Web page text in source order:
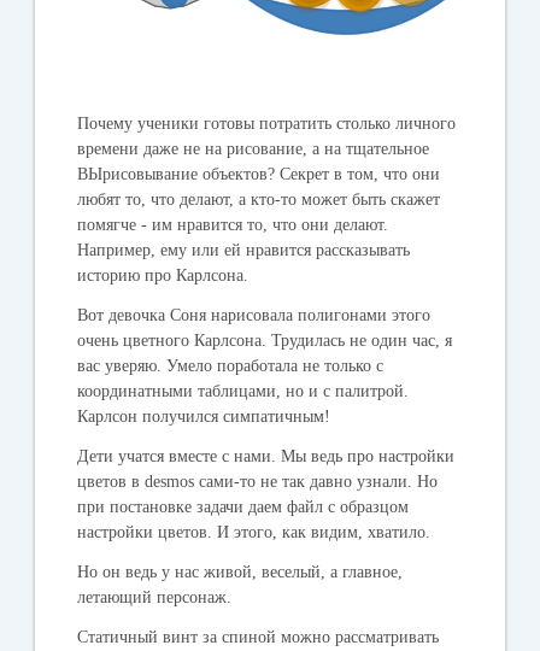
Почему ученики готовы потратить столько личного
времени даже не на рисование, а на тщательное
ВЫрисовывание объектов? Секрет в том, что они
любят то, что делают, а кто-то может быть скажет
помягче - им нравится то, что они делают.
Например, ему или ей нравится рассказывать
историю про Карлсона.
Вот девочка Соня нарисовала полигонами этого
очень цветного Карлсона. Трудилась не один час, я
вас уверяю. Умело поработала не только с
координатными таблицами, но и с палитрой.
Карлсон получился симпатичным!
Дети учатся вместе с нами. Мы ведь про настройки
цветов в desmos сами-то не так давно узнали. Но
при постановке задачи даем файл с образцом
настройки цветов. И этого, как видим, хватило.
Но он ведь у нас живой, веселый, а главное,
летающий персонаж.
Статичный винт за спиной можно рассматривать